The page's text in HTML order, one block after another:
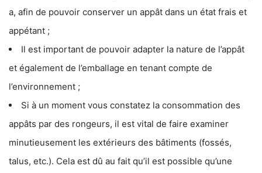
a, afin de pouvoir conserver un appât dans un état frais et
appétant ;
Il est important de pouvoir adapter la nature de l’appât
et également de l’emballage en tenant compte de
l’environnement ;
Si à un moment vous constatez la consommation des
appâts par des rongeurs, il est vital de faire examiner
minutieusement les extérieurs des bâtiments (fossés,
talus, etc.). Cela est dû au fait qu’il est possible qu’une